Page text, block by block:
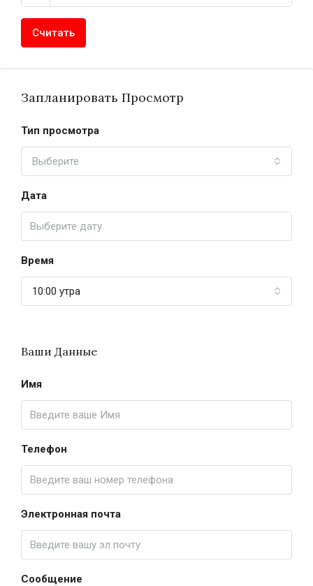
Считать
Запланировать Просмотр
Тип просмотра
Выберите
Дата
Время
10:00 утра
Ваши Данные
Имя
Телефон
Электронная почта
Сообщение